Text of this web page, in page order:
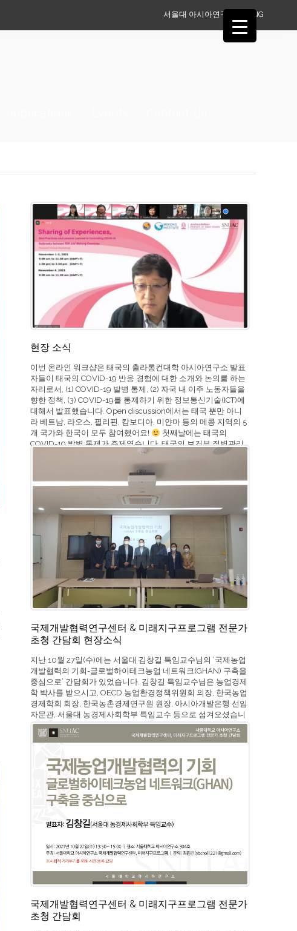
서울대 아시아연구소 ENG
현장 소식
이번 온라인 워크샵은 태국의 출라롱컨대학 아시아연구소 발표
자들이 태국의 COVID-19 반응 경험에 대한 소개와 논의를 하는
자리로서, (1) COVID-19 발병 통제, (2) 자국 내 이주 노동자들을
향한 정책, (3) COVID-19를 통제하기 위한 정보통신기술(ICT)에
대해서 발표했습니다. Open discussion에서는 태국 뿐만 아니
라 베트남, 라오스, 필리핀, 캄보디아, 미얀마 등의 메콩 지역의 5
개 국가와 한국이 모두 참여했어요!
첫째날에는 태국의
COVID-19 발병 통제가 주제였습니다. 태국의 보건부 질병관리
본부의 수의사 Dr. Soawapak Hinjoy가 ‘Strengthening Disease
Control in Migrant Community’라는 주제로 태국의 이주민 집
단의 COVID-19 발병 통제 전략에 대해서 발표했고, Raks Thai
재단의 수석 프로그램 책임자인 Mr. Wasurat Homsud가
‘Migrants and Thailand Open Country’라는 주제로 발표했습니
다. 발표자들은 태국이 […]
국제개발협력연구센터 & 미래지구프로그램 전문가
초청 간담회 현장소식
지난 10월 27일(수)에는 서울대 김창길 특임교수님의 ‘국제농업
개발협력의 기회-글로벌하이테크농업 네트워크(GHAN) 구축을
중심으로’ 간담회가 있었습니다. 김창길 특임교수님은 농업경제
학 박사를 받으시고, OECD 농업환경정책위원회 의장, 한국농업
경제학회 회장, 한국농촌경제연구원 원장, 아시아개발은행 선임
자문관, 서울대 농경제사회학부 특임교수 등으로 섬겨오셨습니
다. 세계의 인구가 증가하고, 기후변화나 물 부족, 환경악화 등의
문제로 인해 세계의 농식품 시스템의 지속가능성이 상당한 영향
관건이기 때문에, 농업교육의 개조와 혁신이 필요한 상황이라고
합니다. 특히 이런 혁신은 개도국에서 필요가 높습니다. 따라서
하이테크농업의 미래지도자 육성을 위해, 한국이 중심이 되어 개
도국의 농업교육과정을 향상시키고, 고급기술을 보급 및 산학역
을 강화시키기 위해, Global High-Tech Agricultural Network,
는지, 이런 국제농업개발협력의 의미가 […]
국제개발협력연구센터 & 미래지구프로그램 전문가
초청 간담회